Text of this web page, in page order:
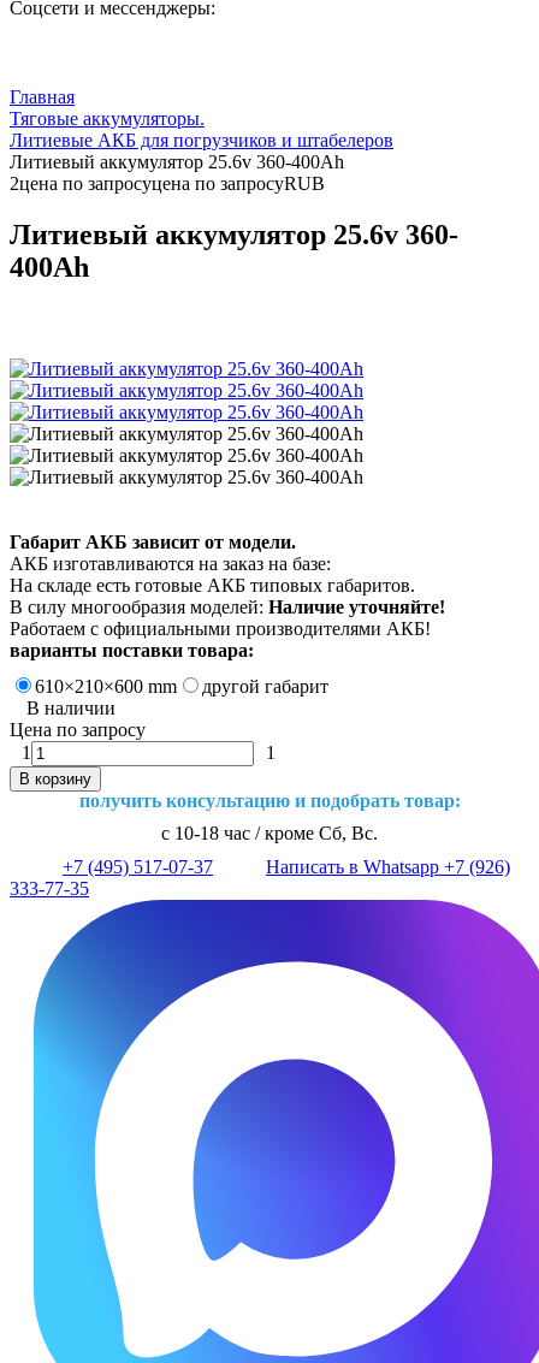
Соцсети и мессенджеры:
Главная
Тяговые аккумуляторы.
Литиевые АКБ для погрузчиков и штабелеров
Литиевый аккумулятор 25.6v 360-400Ah
2цена по запросуцена по запросуRUB
Литиевый аккумулятор 25.6v 360-
400Ah
Габарит АКБ зависит от модели.
АКБ изготавливаются на заказ на базе:
На складе есть готовые АКБ типовых габаритов.
В силу многообразия моделей: Наличие уточняйте!
Работаем с официальными производителями АКБ!
варианты поставки товара:
610×210×600 mm
другой габарит
В наличии
Цена по запросу
1
1
В корзину
получить консультацию и подобрать товар:
с 10-18 час / кроме Сб, Вс.
+7 (495) 517-07-37
Написать в Whatsapp +7 (926)
333-77-35